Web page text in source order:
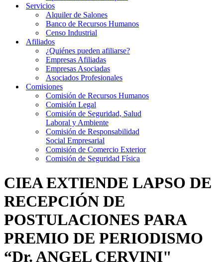
Servicios
Alquiler de Salones
Banco de Recursos Humanos
Censo Industrial
Afiliados
¿Quiénes pueden afiliarse?
Empresas Afiliadas
Empresas Asociadas
Asociados Profesionales
Comisiones
Comisión de Recursos Humanos
Comisión Legal
Comisión de Seguridad, Salud
Laboral y Ambiente
Comisión de Responsabilidad
Social Empresarial
Comisión de Comercio Exterior
Comisión de Seguridad Física
CIEA EXTIENDE LAPSO DE
RECEPCIÓN DE
POSTULACIONES PARA
PREMIO DE PERIODISMO
“Dr. ANGEL CERVINI"